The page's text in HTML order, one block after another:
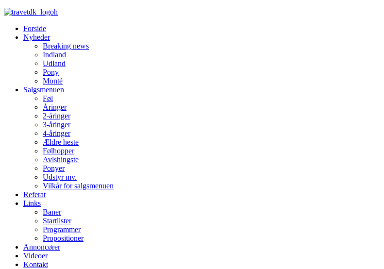
Forside
Nyheder
Breaking news
Indland
Udland
Pony
Monté
Salgsmenuen
Føl
Åringer
2-åringer
3-åringer
4-åringer
Ældre heste
Følhopper
Avlshingste
Ponyer
Udstyr mv.
Vilkår for salgsmenuen
Referat
Links
Baner
Startlister
Programmer
Propositioner
Annoncører
Videoer
Kontakt